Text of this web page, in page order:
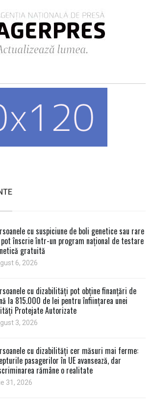
cu suspiciune de boli genetice sau rare
înscrie într-un program național de testare
gratuită
6, 2026
cu dizabilități pot obține finanțări de
la 815.000 de lei pentru înființarea unei
Protejate Autorizate
3, 2026
cu dizabilități cer măsuri mai ferme:
pasagerilor în UE avansează, dar
rămâne o realitate
31, 2026